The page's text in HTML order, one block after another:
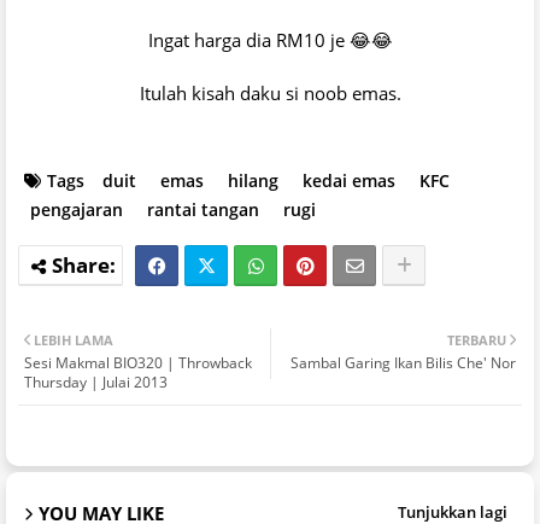
Ingat harga dia RM10 je 😂😂
Itulah kisah daku si noob emas.
Tags duit emas hilang kedai emas
KFC
pengajaran
rantai tangan rugi
TERBARU
Sambal Garing Ikan Bilis Che' Nor
LEBIH LAMA
Sesi Makmal BIO320 | Throwback
Thursday | Julai 2013
YOU MAY LIKE Tunjukkan lagi